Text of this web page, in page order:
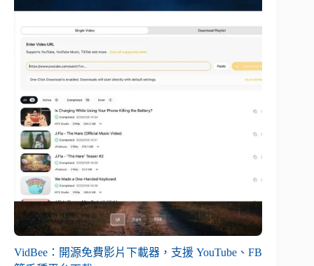
VidBee：開源免費影片下載器，支援 YouTube、FB